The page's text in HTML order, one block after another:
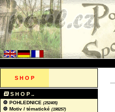
S H O P
S H O P ..
POHLEDNICE (252405)
Motiv / tématické (198257)